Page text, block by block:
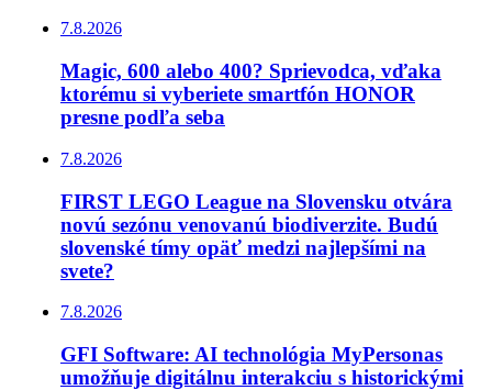
7.8.2026
Magic, 600 alebo 400? Sprievodca, vďaka
ktorému si vyberiete smartfón HONOR
presne podľa seba
7.8.2026
FIRST LEGO League na Slovensku otvára
novú sezónu venovanú biodiverzite. Budú
slovenské tímy opäť medzi najlepšími na
svete?
7.8.2026
GFI Software: AI technológia MyPersonas
umožňuje digitálnu interakciu s historickými